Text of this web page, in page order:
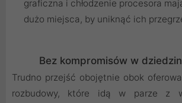
graficzna i chłodzenie procesora
dużo miejsca, by uniknąć ich
Bez kompromisów w
Trudno przejść obojętnie obok
rozbudowy, które idą w parze z